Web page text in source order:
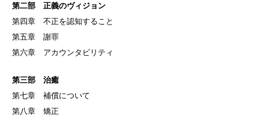
第二部 正義のヴィジョン
第四章 不正を認知すること
第五章 謝罪
第六章 アカウンタビリティ
第三部 治癒
第七章 補償について
第八章 矯正